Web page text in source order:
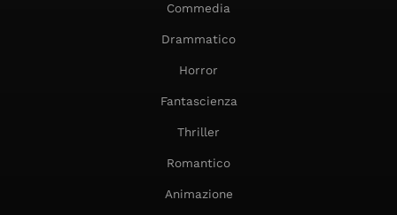
Commedia
Drammatico
Horror
Fantascienza
Thriller
Romantico
Animazione